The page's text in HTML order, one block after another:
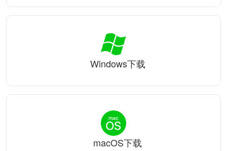
Windows下载
macOS下载